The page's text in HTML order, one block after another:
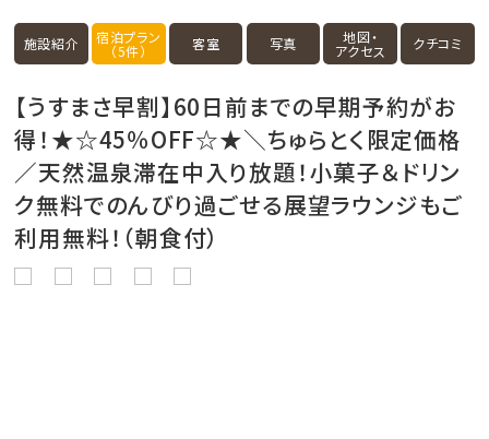
施設紹介 宿泊プラン
（5件） 客室 写真 地図・
アクセス クチコミ
【うすまさ早割】60日前までの早期予約がお
得！★☆45％OFF☆★＼ちゅらとく限定価格
／天然温泉滞在中入り放題！小菓子＆ドリン
ク無料でのんびり過ごせる展望ラウンジもご
利用無料！（朝食付）